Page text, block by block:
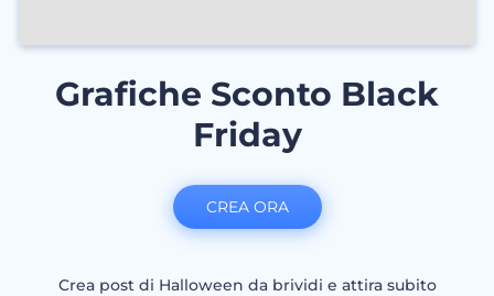
Grafiche Sconto Black
Friday
Crea post di Halloween da brividi e attira subito
CREA ORA